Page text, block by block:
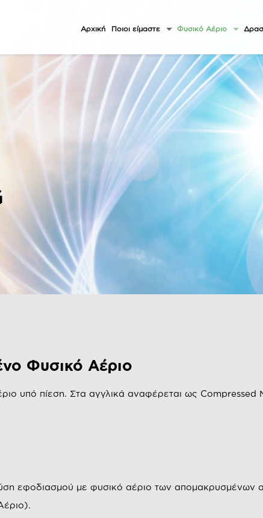
Αρχική Ποιοι είμαστε Φυσικό Αέριο
Φυσικό Αέριο
υπό πίεση. Στα αγγλικά αναφέρεται ως
εφοδιασμού με φυσικό αέριο των